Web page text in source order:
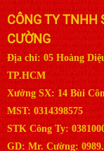
CÔNG TY TNHH
CƯỜNG
Địa chỉ: 05 Hoàng
TP.HCM
Xưởng SX: 14 Bùi
MST: 0314398575
STK Công Ty:
GD: Mr. Cường: